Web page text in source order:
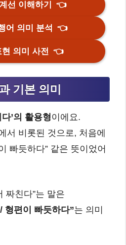
선 이해하기👈
어 의미 분석👈
현 의미 사전👈
기본 의미
다’의 활용형이에요.
서 비롯된 것으로, 처음에
빠듯하다” 같은 뜻이었어
짜친다”는 말은
형편이 빠듯하다”는 의미